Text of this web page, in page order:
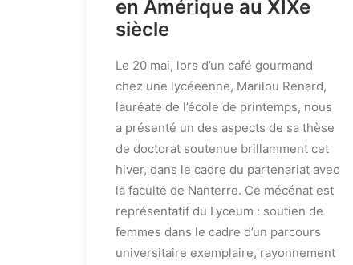
en Amérique au XIXe
siècle
Le 20 mai, lors d’un café gourmand
chez une lycéeenne, Marilou Renard,
lauréate de l’école de printemps, nous
a présenté un des aspects de sa thèse
de doctorat soutenue brillamment cet
hiver, dans le cadre du partenariat avec
la faculté de Nanterre. Ce mécénat est
représentatif du Lyceum : soutien de
femmes dans le cadre d’un parcours
universitaire exemplaire, rayonnement